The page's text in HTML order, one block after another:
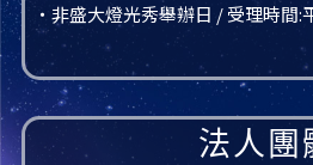
・非盛大燈光秀舉辦日 / 受理時間:
法人團